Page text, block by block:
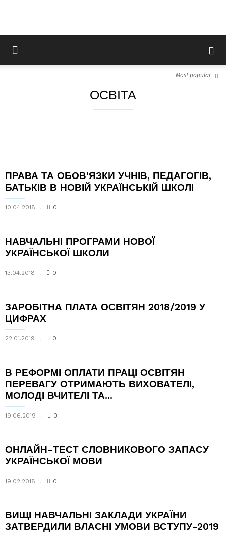
Most popular
ОСВІТА
ПРАВА ТА ОБОВ’ЯЗКИ УЧНІВ, ПЕДАГОГІВ,
БАТЬКІВ В НОВІЙ УКРАЇНСЬКІЙ ШКОЛІ
10.04.2018 0
НАВЧАЛЬНІ ПРОГРАМИ НОВОЇ
УКРАЇНСЬКОЇ ШКОЛИ
13.04.2018 0
ЗАРОБІТНА ПЛАТА ОСВІТЯН 2018/2019 У
ЦИФРАХ
22.01.2019 0
В РЕФОРМІ ОПЛАТИ ПРАЦІ ОСВІТЯН
ПЕРЕВАГУ ОТРИМАЮТЬ ВИХОВАТЕЛІ,
МОЛОДІ ВЧИТЕЛІ ТА...
19.06.2019 0
ОНЛАЙН-ТЕСТ СЛОВНИКОВОГО ЗАПАСУ
УКРАЇНСЬКОЇ МОВИ
19.02.2018 0
ВИЩІ НАВЧАЛЬНІ ЗАКЛАДИ УКРАЇНИ
ЗАТВЕРДИЛИ ВЛАСНІ УМОВИ ВСТУПУ-2019